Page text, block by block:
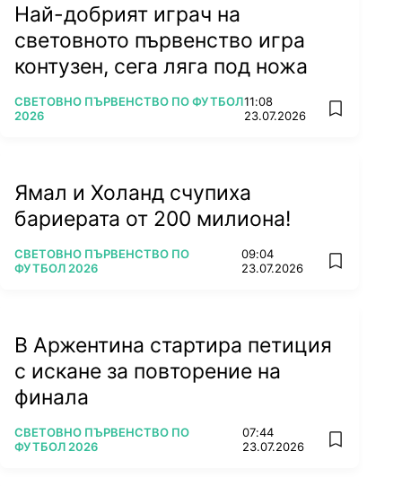
Най-добрият играч на
световното първенство игра
контузен, сега ляга под ножа
ПОВЕЧЕ ОТ
СВЕТОВНО ПЪРВЕНСТВО ПО ФУТБОЛ
2026
11:08
23.07.2026
add
Ямал и Холанд счупиха
бариерата от 200 милиона!
ПОВЕЧЕ ОТ
СВЕТОВНО ПЪРВЕНСТВО ПО
ФУТБОЛ 2026
09:04
23.07.2026
add
В Аржентина стартира петиция
с искане за повторение на
финала
ПОВЕЧЕ ОТ
СВЕТОВНО ПЪРВЕНСТВО ПО
ФУТБОЛ 2026
07:44
23.07.2026
add